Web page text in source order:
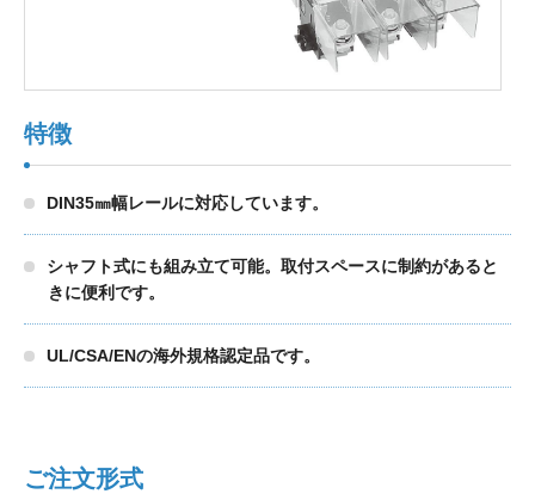
東朋テクノロジーサイトへ
品質への取り組み 環境方針について
特徴
DIN35㎜幅レールに対応しています。
シャフト式にも組み立て可能。取付スペースに制約があると
きに便利です。
UL/CSA/ENの海外規格認定品です。
ご注文形式